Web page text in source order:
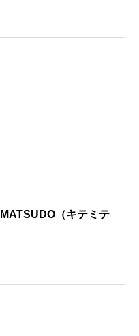
（キテミテ